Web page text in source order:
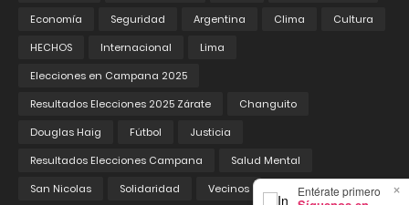
×
Entérate primero
Economía
Seguridad Argentina Clima
Cultura
HECHOS
Internacional
Lima
Elecciones en Campana 2025
Resultados Elecciones 2025 Zárate
Changuito
Douglas Haig
Fútbol
Justicia
Resultados Elecciones Campana
Salud Mental
San Nicolas
Solidaridad Vecinos